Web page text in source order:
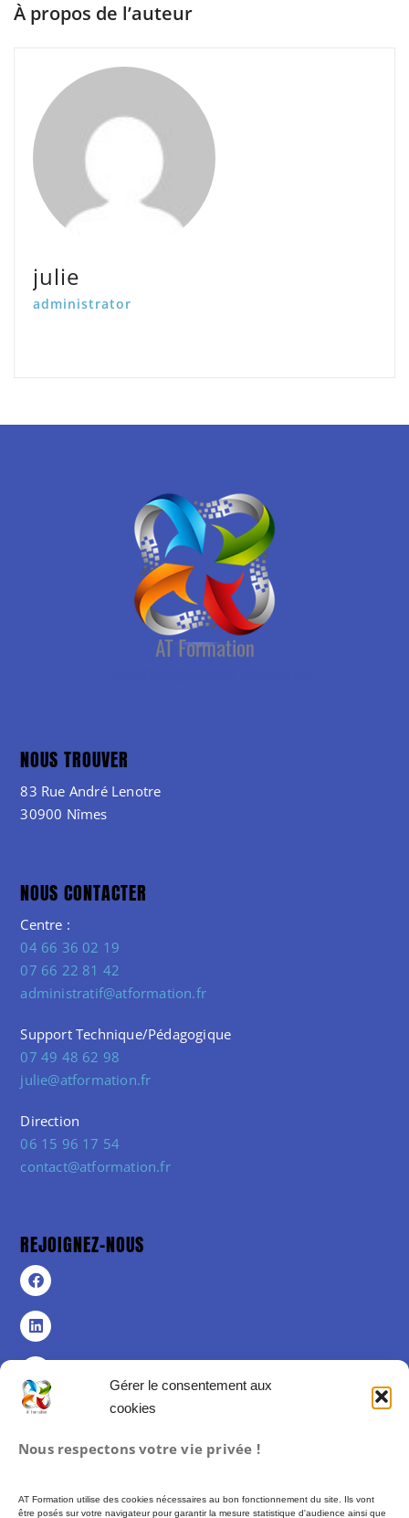
Gérer le consentement aux
cookies
Nous respectons votre vie privée !
AT Formation utilise des cookies nécessaires au bon fonctionnement du site. Ils vont
être posés sur votre navigateur pour garantir la mesure statistique d'audience ainsi que
À propos de l’auteur
julie
administrator
NOUS TROUVER
83 Rue André Lenotre
30900 Nîmes
NOUS CONTACTER
Centre :
04 66 36 02 19
07 66 22 81 42
administratif@atformation.fr
Support Technique/Pédagogique
07 49 48 62 98
julie@atformation.fr
Direction
06 15 96 17 54
contact@atformation.fr
REJOIGNEZ-NOUS
Politique de cookies (UE)
Conditions Générales de Vente